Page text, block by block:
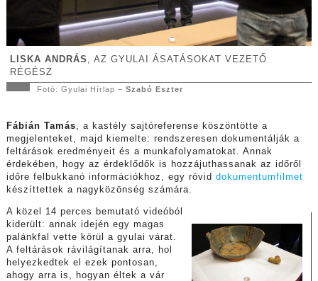
LISKA ANDRÁS , AZ GYULAI ÁSATÁSOKAT VEZETŐ
RÉGÉSZ
Fotó: Gyulai Hírlap – Szabó Eszter
Fábián Tamás, a kastély sajtóreferense köszöntötte a
megjelenteket, majd kiemelte: rendszeresen dokumentálják a
feltárások eredményeit és a munkafolyamatokat. Annak
érdekében, hogy az érdeklődők is hozzájuthassanak az időről
időre felbukkanó információkhoz, egy rövid dokumentumfilmet
készíttettek a nagyközönség számára.
A közel 14 perces bemutató videóból
kiderült: annak idején egy magas
palánkfal vette körül a gyulai várat.
A feltárások rávilágítanak arra, hol
helyezkedtek el ezek pontosan,
ahogy arra is, hogyan éltek a vár